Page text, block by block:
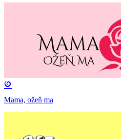
Mama, ožeň ma